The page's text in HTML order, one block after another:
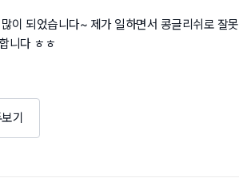
이 되었습니다~ 제가 일하면서 콩글리쉬로 잘못
니다 ㅎㅎ
기